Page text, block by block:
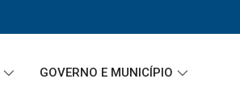
GOVERNO E MUNICÍPIO